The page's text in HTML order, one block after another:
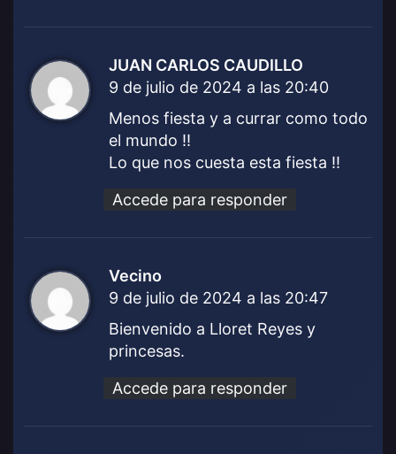
JUAN CARLOS CAUDILLO
i
9 de julio de 2024 a las 20:40
Menos fiesta y a currar como todo
el mundo !!
Lo que nos cuesta esta fiesta !!
Accede para responder
Vecino
i
c
9 de julio de 2024 a las 20:47
Bienvenido a Lloret Reyes y
princesas.
Accede para responder